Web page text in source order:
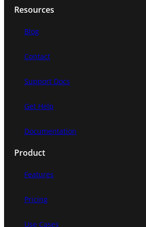
Resources
Blog
Contact
Support Docs
Get Help
Documentation
Product
Features
Pricing
Use Cases